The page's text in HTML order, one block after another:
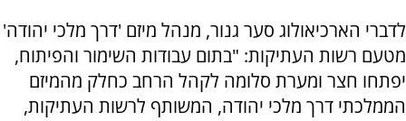
לדברי הארכיאולוג סער גנור, מנהל מיזם 'דרך מלכי יהודה'
מטעם רשות העתיקות: "בתום עבודות השימור והפיתוח,
יפתחו חצר ומערת סלומה לקהל הרחב כחלק מהמיזם
הממלכתי דרך מלכי יהודה, המשותף לרשות העתיקות,